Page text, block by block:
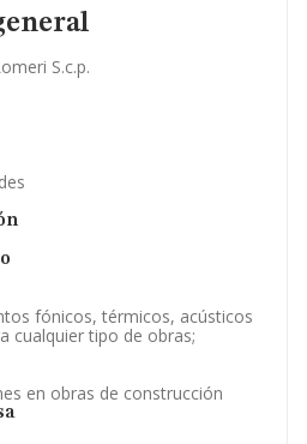
S.c.p.
fónicos, térmicos, acústicos
cualquier tipo de obras;
en obras de construcción
registral complementaria.